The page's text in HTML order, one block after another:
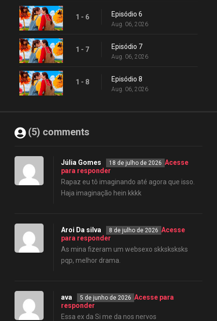
1 - 6 Episódio 6
Aug. 06, 2026
1 - 7 Episódio 7
Aug. 06, 2026
1 - 8 Episódio 8
Aug. 06, 2026
(5) comments
Júlia Gomes 18 de julho de 2026 Acesse
para responder
Rapaz eu tô imaginando até agora que isso.
Haja imaginação hein kkkk
Aroi Da silva 8 de julho de 2026 Acesse
para responder
As mina fizeram um websexo skksksksks
pqp, melhor drama.
ava 5 de junho de 2026 Acesse para
responder
Essa ex da Si me da nos nervos